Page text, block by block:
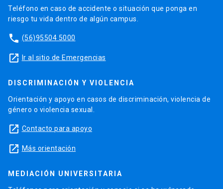
Teléfono en caso de accidente o situación que ponga en
riesgo tu vida dentro de algún campus.
phone (56)95504 5000
launch Ir al sitio de Emergencias
DISCRIMINACIÓN Y VIOLENCIA
Orientación y apoyo en casos de discriminación, violencia de
género o violencia sexual.
launch Contacto para apoyo
launch Más orientación
MEDIACIÓN UNIVERSITARIA